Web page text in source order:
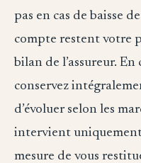
pas en cas de baisse
compte restent votre
bilan de l’assureur.
conservez
d’évoluer selon les
intervient uniquement
mesure de vous